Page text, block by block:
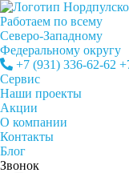
Работаем по всему
Cеверо-Западному
Федеральному округу
+7 (931) 336-62-62
Cервис
Наши проекты
Акции
О компании
Контакты
Блог
Звонок